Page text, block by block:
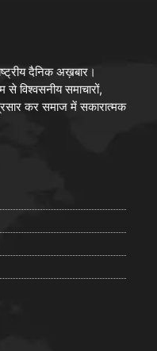
दैनिक अख़बार।
विश्वसनीय समाचारों,
कर समाज में सकारात्मक